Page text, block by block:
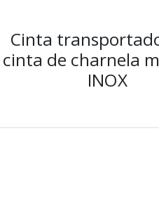
Cinta
cinta de charnela
INOX